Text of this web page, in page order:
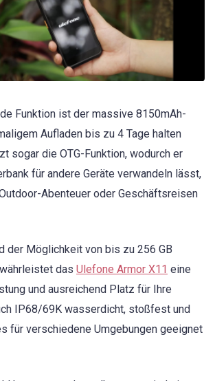
Funktion ist der massive 8150mAh-
Aufladen bis zu 4 Tage halten
sogar die OTG-Funktion, wodurch er
für andere Geräte verwandeln lässt,
Abenteuer oder Geschäftsreisen
der Möglichkeit von bis zu 256 GB
das Ulefone Armor X11 eine
und ausreichend Platz für Ihre
IP68/69K wasserdicht, stoßfest und
für verschiedene Umgebungen geeignet